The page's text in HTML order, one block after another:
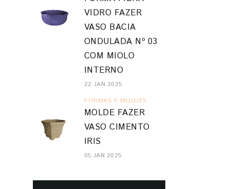
VIDRO FAZER
VASO BACIA
ONDULADA Nº 03
COM MIOLO
INTERNO
22 JAN 2025
FORMAS E MOLDES
MOLDE FAZER
VASO CIMENTO
IRIS
05 JAN 2025